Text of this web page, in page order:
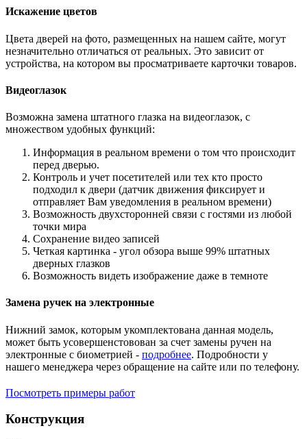
Искажение цветов
Цвета дверей на фото, размещенных на нашем сайте, могут
незначительно отличаться от реальных. Это зависит от
устройства, на котором вы просматриваете карточки товаров.
Видеоглазок
Возможна замена штатного глазка на видеоглазок, с
множеством удобных функций:
Информация в реальном времени о том что происходит
перед дверью.
Контроль и учет посетителей или тех кто просто
подходил к двери (датчик движения фиксирует и
отправляет Вам уведомления в реальном времени)
Возможность двухсторонней связи с гостями из любой
точки мира
Сохранение видео записей
Четкая картинка - угол обзора выше 99% штатных
дверных глазков
Возможность видеть изображение даже в темноте
Замена ручек на электронные
Нижний замок, которым укомплектована данная модель,
может быть усовершенстовован за счет замены ручен на
электронные с биометрией - подробнее. Подробности у
нашего менеджера через обращение на сайте или по телефону.
Посмотреть примеры работ
Конструкция